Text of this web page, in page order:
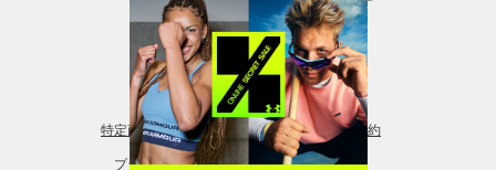
レギンス＆タイツ
特定商取引法に基づく通販の表記 会員規約
プライバシーポリシー